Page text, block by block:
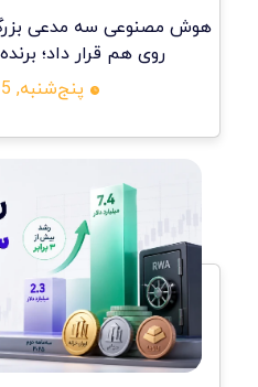
هوش مصنوعی سه مدعی بزرگ
روی هم قرار داد؛
پنج‌شنبه, 15 مرداد 05